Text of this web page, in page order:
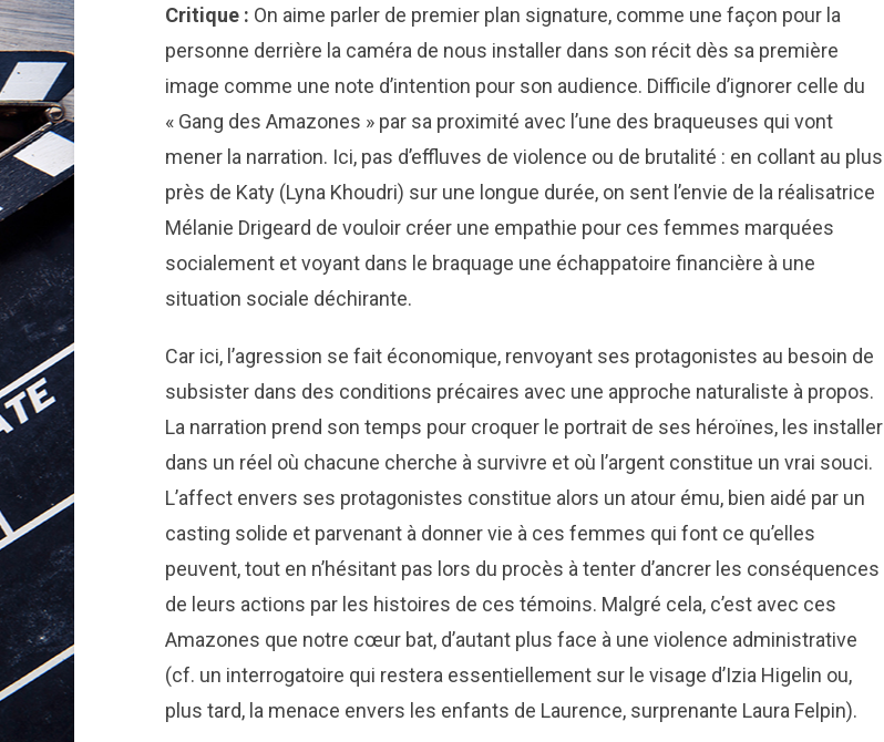
Critique : On aime parler de premier plan signature, comme une façon pour la
personne derrière la caméra de nous installer dans son récit dès sa première
image comme une note d’intention pour son audience. Difficile d’ignorer celle du
« Gang des Amazones » par sa proximité avec l’une des braqueuses qui vont
mener la narration. Ici, pas d’effluves de violence ou de brutalité : en collant au plus
près de Katy (Lyna Khoudri) sur une longue durée, on sent l’envie de la réalisatrice
Mélanie Drigeard de vouloir créer une empathie pour ces femmes marquées
socialement et voyant dans le braquage une échappatoire financière à une
situation sociale déchirante.
Car ici, l’agression se fait économique, renvoyant ses protagonistes au besoin de
subsister dans des conditions précaires avec une approche naturaliste à propos.
La narration prend son temps pour croquer le portrait de ses héroïnes, les installer
dans un réel où chacune cherche à survivre et où l’argent constitue un vrai souci.
L’affect envers ses protagonistes constitue alors un atour ému, bien aidé par un
casting solide et parvenant à donner vie à ces femmes qui font ce qu’elles
peuvent, tout en n’hésitant pas lors du procès à tenter d’ancrer les conséquences
de leurs actions par les histoires de ces témoins. Malgré cela, c’est avec ces
Amazones que notre cœur bat, d’autant plus face à une violence administrative
(cf. un interrogatoire qui restera essentiellement sur le visage d’Izia Higelin ou,
plus tard, la menace envers les enfants de Laurence, surprenante Laura Felpin).